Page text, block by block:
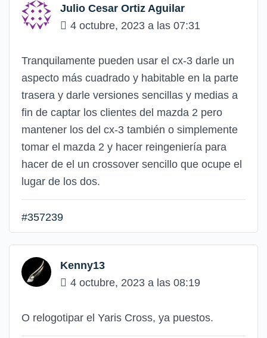
Julio Cesar Ortiz Aguilar
4 octubre, 2023 a las 07:31
Tranquilamente pueden usar el cx-3 darle un
aspecto más cuadrado y habitable en la parte
trasera y darle versiones sencillas y medias a
fin de captar los clientes del mazda 2 pero
mantener los del cx-3 también o simplemente
tomar el mazda 2 y hacer reingeniería para
hacer de el un crossover sencillo que ocupe el
lugar de los dos.
#357239
Kenny13
4 octubre, 2023 a las 08:19
O relogotipar el Yaris Cross, ya puestos.